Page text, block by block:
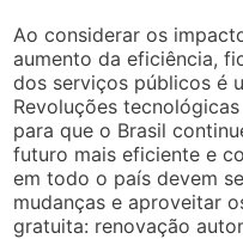
Ao considerar os
aumento da eficiência,
dos serviços públicos é
Revoluções
para que o Brasil
futuro mais eficiente e
em todo o país devem
mudanças e aproveitar
gratuita: renovação